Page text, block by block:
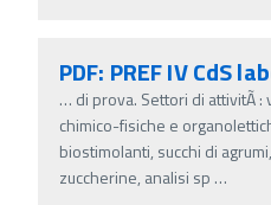
PDF: PREF IV CdS
… di prova. Settori di attivitÃ
chimico-fisiche e
biostimolanti, succhi di
zuccherine, analisi sp …